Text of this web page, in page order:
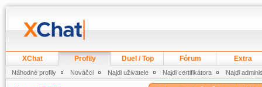
XChat Profily Duel / Top Fórum Extra
Náhodné profily Nováčci Najdi uživatele Najdi certifikátora Najdi